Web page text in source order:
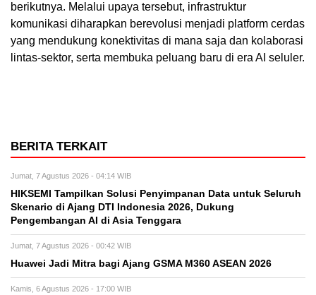
berikutnya. Melalui upaya tersebut, infrastruktur
komunikasi diharapkan berevolusi menjadi platform cerdas
yang mendukung konektivitas di mana saja dan kolaborasi
lintas-sektor, serta membuka peluang baru di era AI seluler.
BERITA TERKAIT
Jumat, 7 Agustus 2026 - 04:14 WIB
HIKSEMI Tampilkan Solusi Penyimpanan Data untuk Seluruh
Skenario di Ajang DTI Indonesia 2026, Dukung
Pengembangan AI di Asia Tenggara
Jumat, 7 Agustus 2026 - 00:42 WIB
Huawei Jadi Mitra bagi Ajang GSMA M360 ASEAN 2026
Kamis, 6 Agustus 2026 - 17:00 WIB